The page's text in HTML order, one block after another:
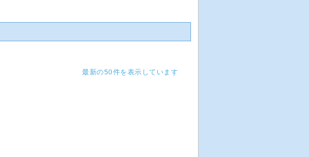
最新の50件を表示しています